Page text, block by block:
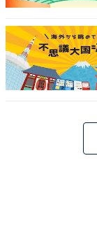
占い師：章月
占い、心理テ
タイアップ記
イラストレー
タウン情報